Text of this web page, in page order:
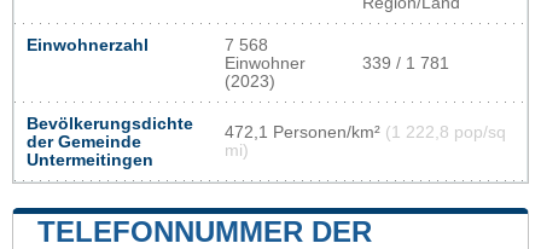
Einwohnerzahl
7 568
Einwohner
(2023)
339 / 1 781
Bevölkerungsdichte
der Gemeinde
Untermeitingen
472,1 Personen/km² (1 222,8 pop/sq
mi)
TELEFONNUMMER DER